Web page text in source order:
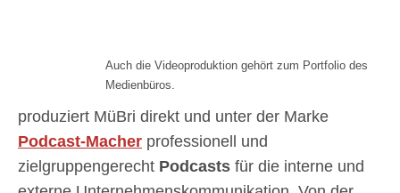
Auch die Videoproduktion gehört zum Portfolio des
Medienbüros.
produziert MüBri direkt und unter der Marke
Podcast-Macher professionell und
zielgruppengerecht Podcasts für die interne und